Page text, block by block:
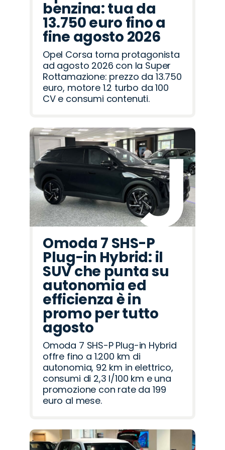
benzina: tua da
13.750 euro fino a
fine agosto 2026
Opel Corsa torna protagonista
ad agosto 2026 con la Super
Rottamazione: prezzo da 13.750
euro, motore 1.2 turbo da 100
CV e consumi contenuti.
Omoda 7 SHS-P
Plug-in Hybrid: il
SUV che punta su
autonomia ed
efficienza è in
promo per tutto
agosto
Omoda 7 SHS-P Plug-in Hybrid
offre fino a 1.200 km di
autonomia, 92 km in elettrico,
consumi di 2,3 l/100 km e una
promozione con rate da 199
euro al mese.